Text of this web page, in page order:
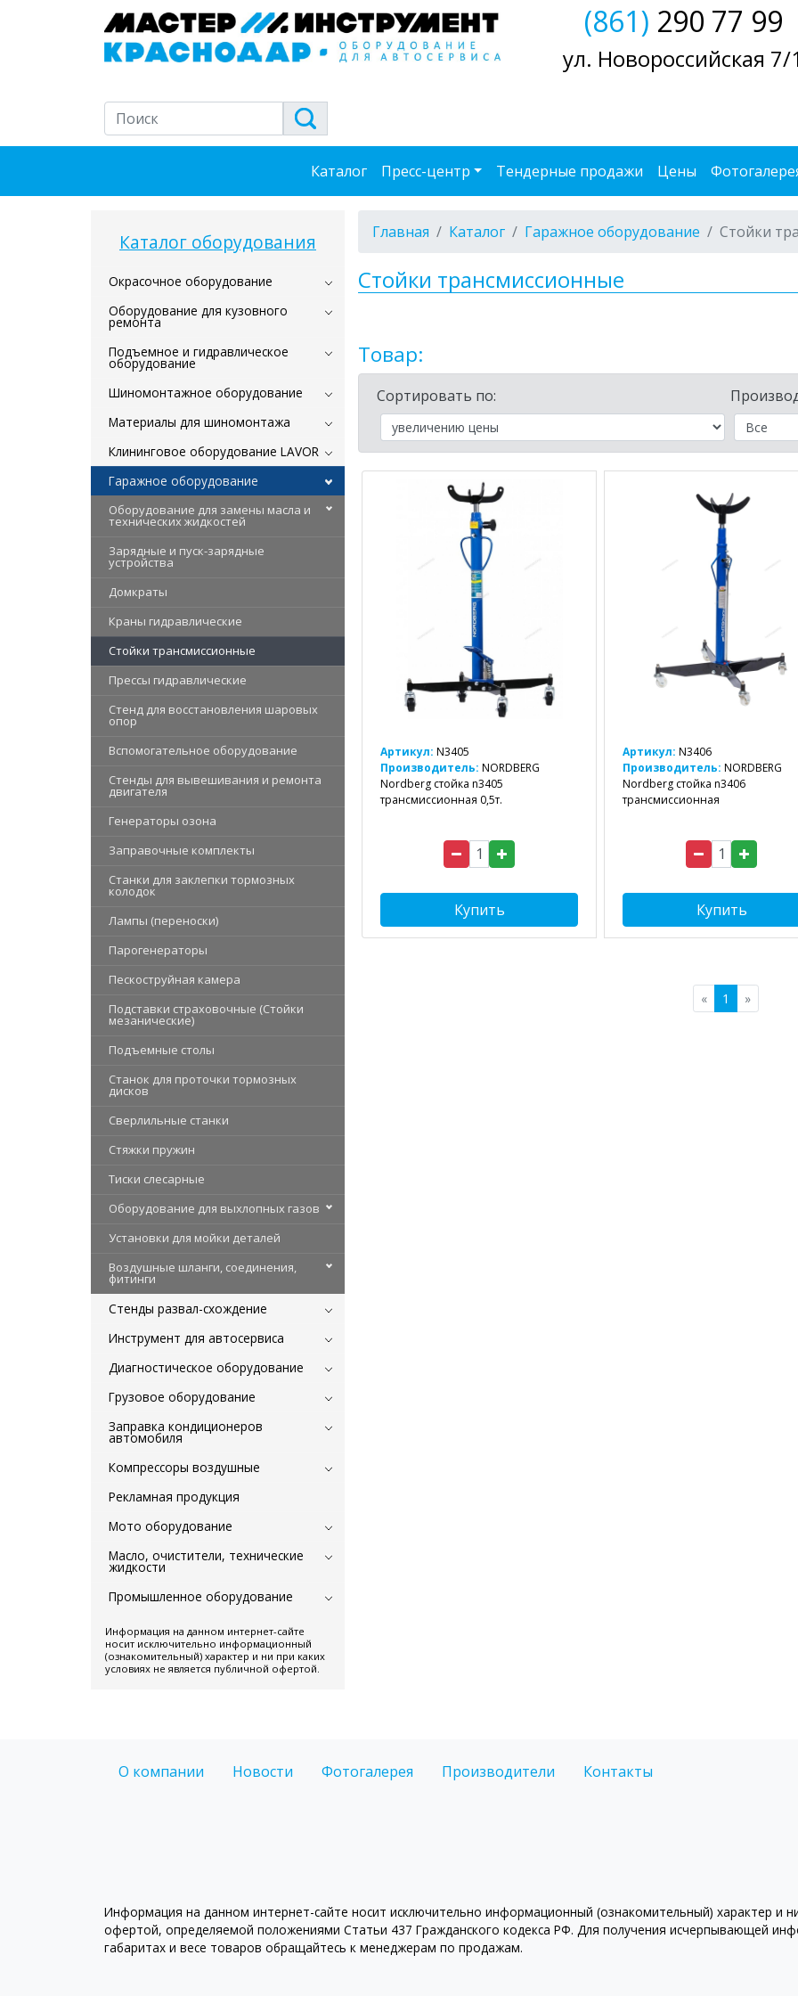
(861) 290 77 99
ул. Новороссийская 7/1
Каталог Пресс-центр Тендерные продажи Цены
Каталог оборудования
Окрасочное оборудование
Оборудование для кузовного
ремонта
Подъемное и гидравлическое
оборудование
Шиномонтажное оборудование
Материалы для шиномонтажа
Клининговое оборудование LAVOR
Гаражное оборудование
Оборудование для замены масла и
технических жидкостей
Зарядные и пуск-зарядные
устройства
Домкраты
Краны гидравлические
Стойки трансмиссионные
Прессы гидравлические
Стенд для восстановления шаровых
опор
Вспомогательное оборудование
Стенды для вывешивания и ремонта
двигателя
Генераторы озона
Заправочные комплекты
Станки для заклепки тормозных
колодок
Лампы (переноски)
Парогенераторы
Пескоструйная камера
Подставки страховочные (Стойки
мезанические)
Подъемные столы
Станок для проточки тормозных
дисков
Сверлильные станки
Стяжки пружин
Тиски слесарные
Оборудование для выхлопных газов
Установки для мойки деталей
Воздушные шланги, соединения,
фитинги
Стенды развал-схождение
Инструмент для автосервиса
Диагностическое оборудование
Грузовое оборудование
Заправка кондиционеров
автомобиля
Компрессоры воздушные
Рекламная продукция
Мото оборудование
Масло, очистители, технические
жидкости
Промышленное оборудование
Информация на данном интернет-сайте
носит исключительно информационный
(ознакомительный) характер и ни при каких
условиях не является публичной офертой.
Главная Каталог Гаражное оборудование Стойки
Стойки трансмиссионные
Товар:
Сортировать по:
Артикул: N3405
Производитель: NORDBERG
Nordberg стойка n3405
трансмиссионная 0,5т.
Купить
Артикул: N3406
Производитель: NORDBERG
Nordberg стойка n3406
трансмиссионная
Купить
« 1 »
О компании Новости Фотогалерея Производители Контакты
Информация на данном интернет-сайте носит исключительно информационный (ознакомительный) характер и
офертой, определяемой положениями Статьи 437 Гражданского кодекса РФ. Для получения исчерпывающей
габаритах и весе товаров обращайтесь к менеджерам по продажам.